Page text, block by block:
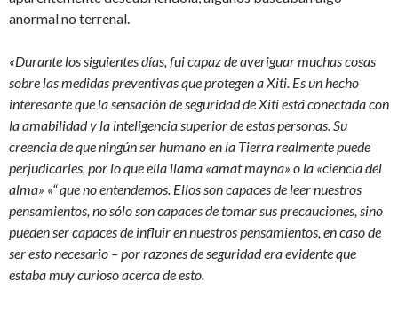
anormal no terrenal.
«Durante los siguientes días, fui capaz de averiguar muchas cosas
sobre las medidas preventivas que protegen a Xiti. Es un hecho
interesante que la sensación de seguridad de Xiti está conectada con
la amabilidad y la inteligencia superior de estas personas. Su
creencia de que ningún ser humano en la Tierra realmente puede
perjudicarles, por lo que ella llama «amat mayna» o la «ciencia del
alma» «“ que no entendemos. Ellos son capaces de leer nuestros
pensamientos, no sólo son capaces de tomar sus precauciones, sino
pueden ser capaces de influir en nuestros pensamientos, en caso de
ser esto necesario – por razones de seguridad era evidente que
estaba muy curioso acerca de esto.